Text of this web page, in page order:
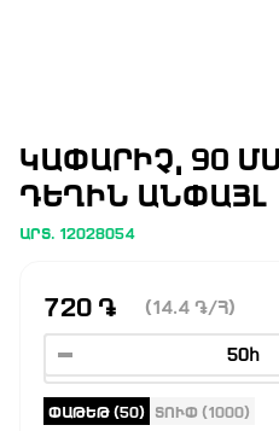
ԿԱՓԱՐԻՉ, 90
ԴԵՂԻՆ ԱՆՓԱՅԼ
ԱՐՏ. 12028054
720 ֏ (14.4 ֏ /Հ)
ՓԱԹԵԹ (50) ՏՈՒՓ (1000)